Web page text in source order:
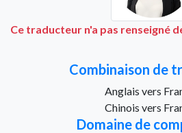
Ce traducteur n'a pas renseigné
Combinaison de
Anglais vers
Chinois vers
Domaine de